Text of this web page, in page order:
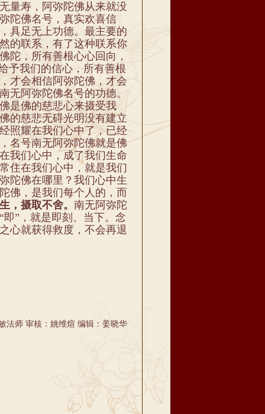
量寿，阿弥陀佛从来就没
陀佛名号，真实欢喜信
具足无上功德。最主要的
的联系，有了这种联系你
陀，所有善根心心回向，
予我们的信心，所有善根
才会相信阿弥陀佛，才会
无阿弥陀佛名号的功德。
是佛的慈悲心来摄受我
的慈悲无碍光明没有建立
照耀在我们心中了，已经
名号南无阿弥陀佛就是佛
我们心中，成了我们生命
住在我们心中，就是我们
陀佛在哪里？我们心中生
佛，是我们每个人的，而
，摄取不舍。 南无阿弥陀
”，就是即刻、当下。念
心就获得救度，不会再退
法师 审核：姚维煊 编辑：姜晓华